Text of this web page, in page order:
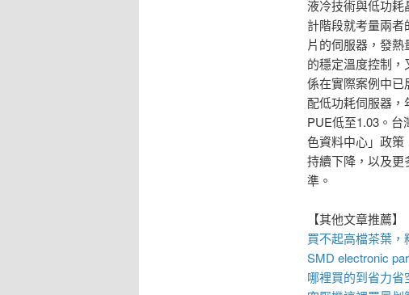
液冷技術與低功
計階段就考量兩
片的伺服器，發
的穩定溫度控制
係在實際案例中
配低功耗伺服器，
PUE低至1.03。
色資料中心」政
持續下降，以及
準。
【其他文章推薦】
買不起高檔茶葉，
SMD electronic
哪裡買的到省力